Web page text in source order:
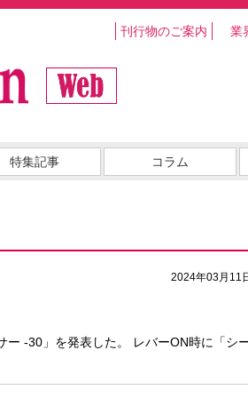
刊行物のご案内 業
特集記事 コラム
2024年03月11
ー -30」を発表した。 レバーON時に「シ